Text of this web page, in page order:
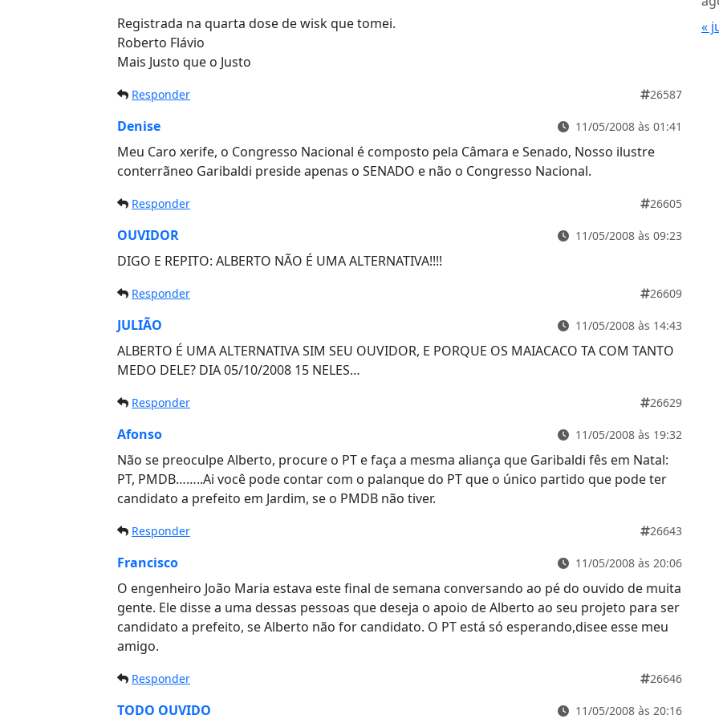
Registrada na quarta dose de wisk que tomei.
Roberto Flávio
Mais Justo que o Justo
Responder 26587
Denise 11/05/2008 às 01:41
Meu Caro xerife, o Congresso Nacional é composto pela Câmara e Senado, Nosso ilustre
conterrãneo Garibaldi preside apenas o SENADO e não o Congresso Nacional.
Responder 26605
OUVIDOR 11/05/2008 às 09:23
DIGO E REPITO: ALBERTO NÃO É UMA ALTERNATIVA!!!!
Responder 26609
JULIÃO 11/05/2008 às 14:43
ALBERTO É UMA ALTERNATIVA SIM SEU OUVIDOR, E PORQUE OS MAIACACO TA COM TANTO
MEDO DELE? DIA 05/10/2008 15 NELES…
Responder 26629
Afonso 11/05/2008 às 19:32
Não se preoculpe Alberto, procure o PT e faça a mesma aliança que Garibaldi fês em Natal:
PT, PMDB……..Ai você pode contar com o palanque do PT que o único partido que pode ter
candidato a prefeito em Jardim, se o PMDB não tiver.
Responder 26643
Francisco 11/05/2008 às 20:06
O engenheiro João Maria estava este final de semana conversando ao pé do ouvido de muita
gente. Ele disse a uma dessas pessoas que deseja o apoio de Alberto ao seu projeto para ser
candidato a prefeito, se Alberto não for candidato. O PT está só esperando,disee esse meu
amigo.
Responder 26646
TODO OUVIDO 11/05/2008 às 20:16
«